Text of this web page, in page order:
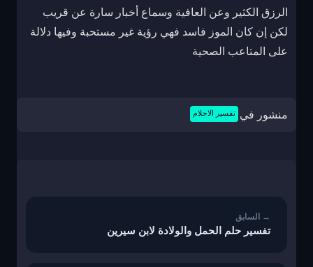
الرزق الكثير وعن العافية وسماع أخبار سارة عن قريب
لكن إن كان الموز فاسد فهي رؤية غير مستحبة وفيها دلالة
على المتاعب الصحية
منشور في تفسير الاحلام
تفسير حلم الحمل والولادة لابن سيرين